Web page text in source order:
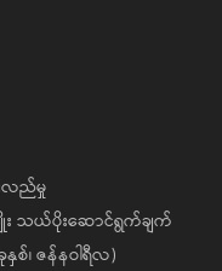
လည်မှု
း သယ်ပိုးဆောင်ရွက်ချက်
စ်၊ ဇန်နဝါရီလ)